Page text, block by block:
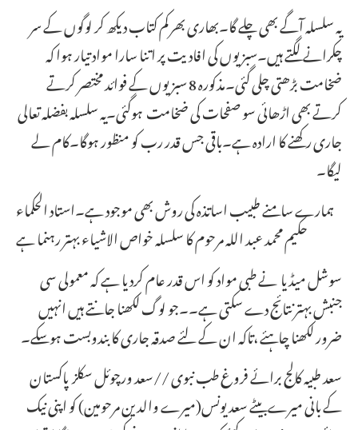
یہ سلسلہ آگے بھی چلے گا۔بھاری بھرکم کتاب دیکھ کر لوگوں کے سر
چکرانے لگتے ہیں۔سبزیوں کی افادیت پر اتنا سارا مواد تیار ہوا کہ
ضخامت بڑھتی چلی گئی۔مذکورہ 8 سبزیوں کے فوائد مختصر کرتے
کرتے بھی اڑھائی سو صفحات کی ضخامت ہوگئی۔یہ سلسلہ بفضلہ تعالی
جاری رکھنے کا ارادہ ہے۔باقی جس قدر رب کو منظور ہوگا۔کام لے
لیگا۔
ہمارے سامنے طبیب اساتذہ کی روش بھی موجود ہے۔استاد الحکماء
حکیم محمد عبد اللہ مرحوم کا سلسلہ خواص الاشیاء بہتر رہنما ہے
سوشل میڈیا نے طبی مواد کو اس قدر عام کردیا ہے کہ معمولی سی
جنبش بہتر نتائج دے سکتی ہے۔۔جو لوگ لکھنا جانتے ہیں انہیں
ضرور لکھنا چاہئے ،تاکہ ان کے لئے صدقہ جاری کا بندوبست ہوسکے۔
سعد طبیہ کالج برائے فروغ طب نبوی //سعد ورچوئل سکلز پاکستان
کے بانی میرے بیٹے سعد یونس(میرے والدین مرحومین) کو اپنی نیک